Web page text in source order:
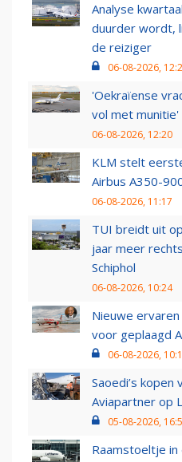
Analyse
duurder wordt,
de reiziger
06-08-2026,
'Oekraïense
vol met munitie'
06-08-2026, 12:20
KLM stelt
Airbus A350-
06-08-2026, 11:17
TUI breidt uit
jaar meer
Schiphol
06-08-2026, 10:24
Nieuwe
voor geplaagd
06-08-2026,
Saoedi’s kopen
Aviapartner op
05-08-2026,
Raamstoeltje in